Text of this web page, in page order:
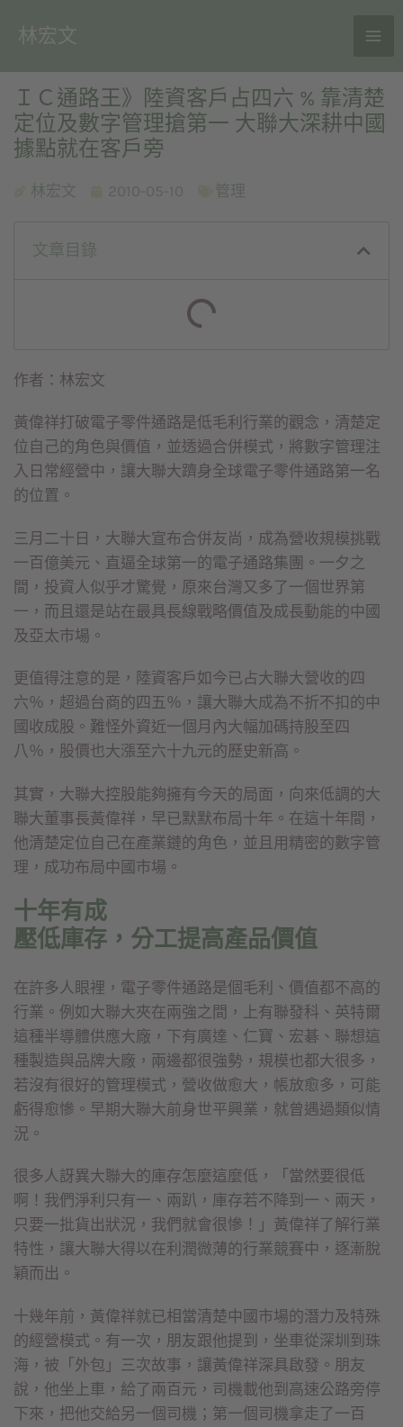
林宏文
ＩＣ通路王》陸資客戶占四六 % 靠清楚
定位及數字管理搶第一 大聯大深耕中國
據點就在客戶旁
林宏文 2010-05-10 管理
文章目錄
作者：林宏文
黃偉祥打破電子零件通路是低毛利行業的觀念，清楚定
位自己的角色與價值，並透過合併模式，將數字管理注
入日常經營中，讓大聯大躋身全球電子零件通路第一名
的位置。
三月二十日，大聯大宣布合併友尚，成為營收規模挑戰
一百億美元、直逼全球第一的電子通路集團。一夕之
間，投資人似乎才驚覺，原來台灣又多了一個世界第
一，而且還是站在最具長線戰略價值及成長動能的中國
及亞太市場。
更值得注意的是，陸資客戶如今已占大聯大營收的四
六％，超過台商的四五％，讓大聯大成為不折不扣的中
國收成股。難怪外資近一個月內大幅加碼持股至四
八％，股價也大漲至六十九元的歷史新高。
其實，大聯大控股能夠擁有今天的局面，向來低調的大
聯大董事長黃偉祥，早已默默布局十年。在這十年間，
他清楚定位自己在產業鏈的角色，並且用精密的數字管
理，成功布局中國市場。
十年有成
壓低庫存，分工提高產品價值
在許多人眼裡，電子零件通路是個毛利、價值都不高的
行業。例如大聯大夾在兩強之間，上有聯發科、英特爾
這種半導體供應大廠，下有廣達、仁寶、宏碁、聯想這
種製造與品牌大廠，兩邊都很強勢，規模也都大很多，
若沒有很好的管理模式，營收做愈大，帳放愈多，可能
虧得愈慘。早期大聯大前身世平興業，就曾遇過類似情
況。
很多人訝異大聯大的庫存怎麼這麼低，「當然要很低
啊！我們淨利只有一、兩趴，庫存若不降到一、兩天，
只要一批貨出狀況，我們就會很慘！」黃偉祥了解行業
特性，讓大聯大得以在利潤微薄的行業競賽中，逐漸脫
穎而出。
十幾年前，黃偉祥就已相當清楚中國市場的潛力及特殊
的經營模式。有一次，朋友跟他提到，坐車從深圳到珠
海，被「外包」三次故事，讓黃偉祥深具啟發。朋友
說，他坐上車，給了兩百元，司機載他到高速公路旁停
下來，把他交給另一個司機；第一個司機拿走了一百